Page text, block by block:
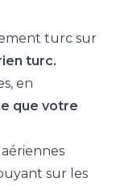
turc sur
turc.
en
que votre
sur les